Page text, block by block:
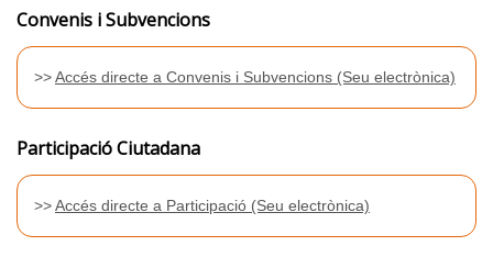
Convenis i Subvencions
>>Accés directe a Convenis i Subvencions (Seu electrònica)
Participació Ciutadana
>>Accés directe a Participació (Seu electrònica)